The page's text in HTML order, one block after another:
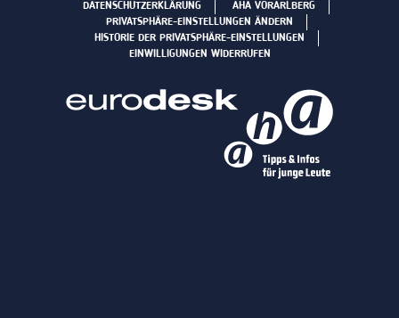
DATENSCHUTZERKLÄRUNG
AHA VORARLBERG
PRIVATSPHÄRE-EINSTELLUNGEN ÄNDERN
HISTORIE DER PRIVATSPHÄRE-EINSTELLUNGEN
EINWILLIGUNGEN WIDERRUFEN